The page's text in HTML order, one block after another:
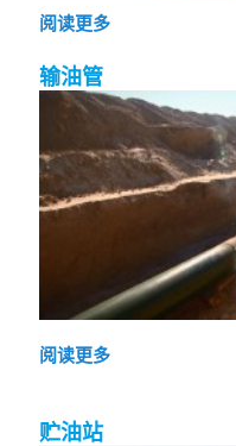
阅读更多
输油管
阅读更多
贮油站